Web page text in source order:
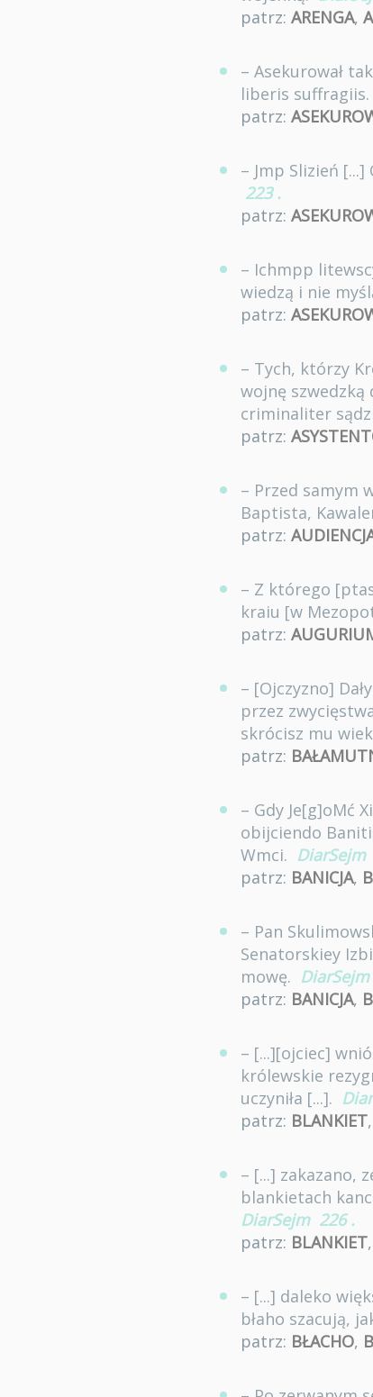
patrz: ARENGA,
– Asekurował
liberis suffragiis.
patrz:
– Jmp Slizień
223 .
patrz:
– Ichmpp
wiedzą i nie
patrz:
– Tych, którzy
wojnę szwedzką
criminaliter
patrz:
– Przed samym
Baptista,
patrz:
– Z którego
kraiu [w
patrz:
– [Ojczyzno]
przez
skrócisz mu
patrz:
– Gdy Je[g]oMć
obijciendo
Wmci. DiarSejm
patrz: BANICJA,
– Pan
Senatorskiey
mowę. DiarSejm
patrz: BANICJA,
– [...][ojciec]
królewskie
uczyniła [...].
patrz: BLANKIET,
– [...] zakazano,
blankietach
DiarSejm 226 .
patrz: BLANKIET,
– [...] daleko
błaho szacują,
patrz: BŁACHO,